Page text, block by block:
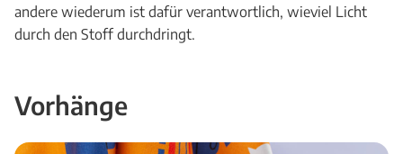
andere wiederum ist dafür verantwortlich, wieviel Licht
durch den Stoff durchdringt.
Vorhänge